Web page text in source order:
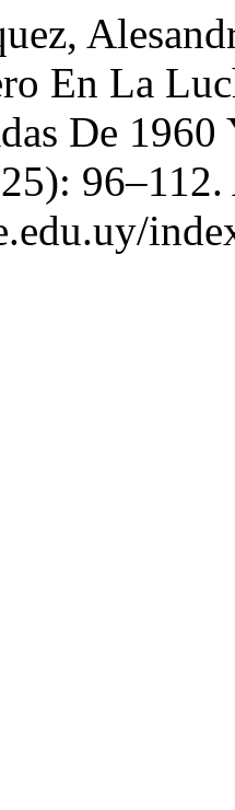
En La
De